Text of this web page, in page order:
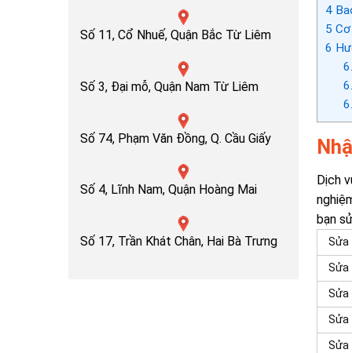
Số 11, Cổ Nhuế, Quận Bắc Từ Liêm
Số 3, Đại mỗ, Quận Nam Từ Liêm
Số 74, Phạm Văn Đồng, Q. Cầu Giấy
Số 4, Lĩnh Nam, Quận Hoàng Mai
Số 17, Trần Khát Chân, Hai Bà Trưng
4
5
6
Dịch
bạn
Sửa
Sửa
Sửa
Sửa
Sửa